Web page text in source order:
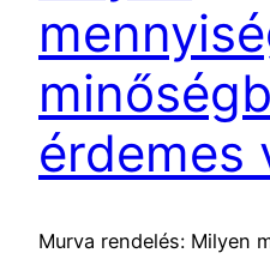
érdemes
Murva rendelés: Milyen